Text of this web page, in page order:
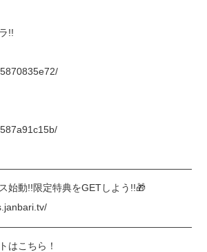
!!
始動!!限定特典をGETしよう!!🎁
はこちら！